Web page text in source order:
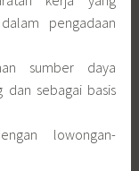
karyawan baru
pokok sistem
yang tepat dan
yang realistis;
pekerjaan